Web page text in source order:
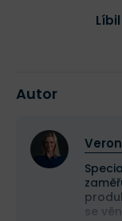
Autor
se